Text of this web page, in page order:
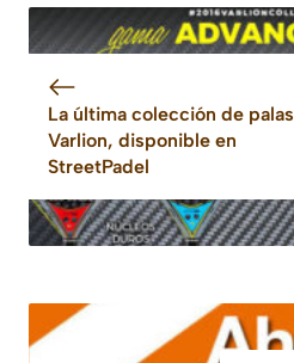
La última colección de palas
Varlion, disponible en
StreetPadel